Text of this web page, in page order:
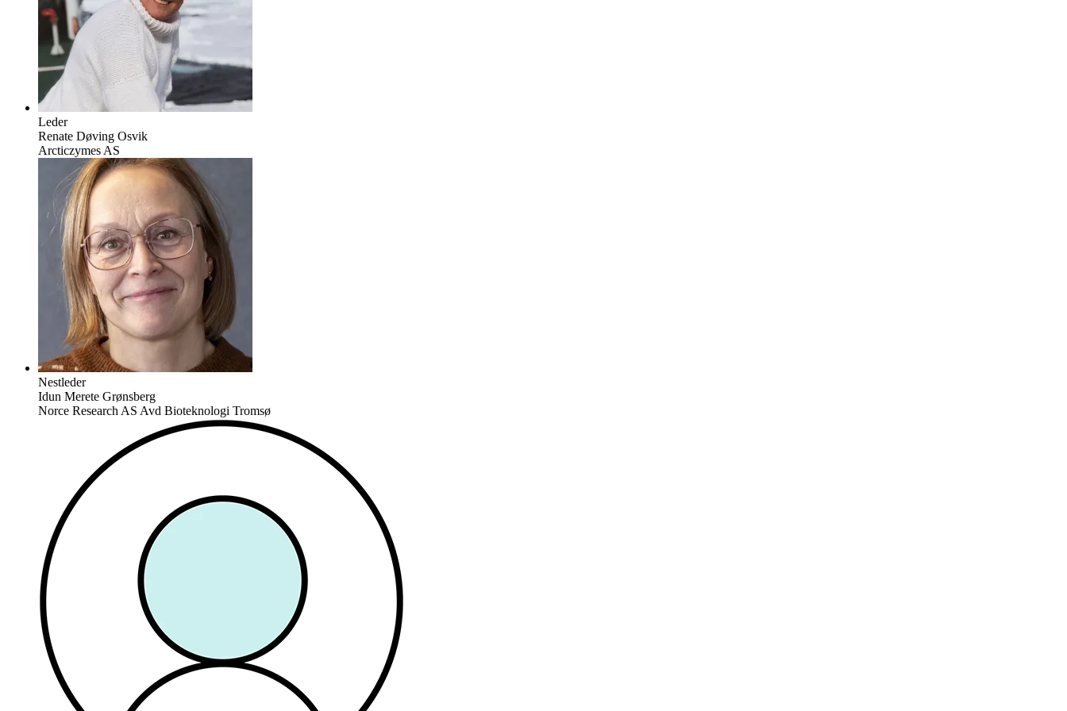
Leder
Renate Døving Osvik
Arcticzymes AS
Nestleder
Idun Merete Grønsberg
Norce Research AS Avd Bioteknologi Tromsø